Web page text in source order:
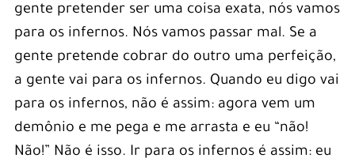
gente pretender ser uma coisa exata, nós vamos
para os infernos. Nós vamos passar mal. Se a
gente pretende cobrar do outro uma perfeição,
a gente vai para os infernos. Quando eu digo vai
para os infernos, não é assim: agora vem um
demônio e me pega e me arrasta e eu “não!
Não!” Não é isso. Ir para os infernos é assim: eu